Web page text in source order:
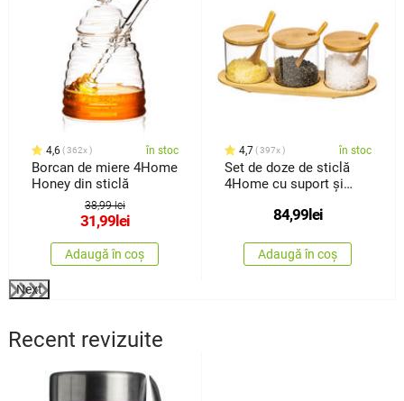
4,6 362x în stoc
Borcan de miere 4Home
Honey din sticlă
38,99 lei
31,99 lei
Adaugă în coș
4,7 397x în stoc
Set de doze de sticlă
4Home cu suport și
84,99 lei
Adaugă în coș
Next
Recent revizuite